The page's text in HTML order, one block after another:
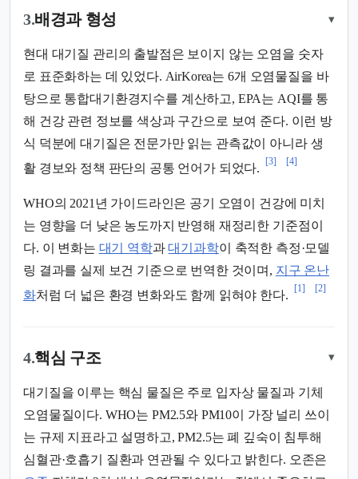
3.배경과 형성 ▾
현대 대기질 관리의 출발점은 보이지 않는 오염을 숫자
로 표준화하는 데 있었다. AirKorea는 6개 오염물질을 바
탕으로 통합대기환경지수를 계산하고, EPA는 AQI를 통
해 건강 관련 정보를 색상과 구간으로 보여 준다. 이런 방
식 덕분에 대기질은 전문가만 읽는 관측값이 아니라 생
활 경보와 정책 판단의 공통 언어가 되었다.
[3] [4]
WHO의 2021년 가이드라인은 공기 오염이 건강에 미치
는 영향을 더 낮은 농도까지 반영해 재정리한 기준점이
다. 이 변화는 대기 역학과대기과학이 축적한 측정·모델
링 결과를 실제 보건 기준으로 번역한 것이며, 지구 온난
화처럼 더 넓은 환경 변화와도 함께 읽혀야 한다.
[1] [2]
4.핵심 구조 ▾
대기질을 이루는 핵심 물질은 주로 입자상 물질과 기체
오염물질이다. WHO는 PM2.5와 PM10이 가장 널리 쓰이
는 규제 지표라고 설명하고, PM2.5는 폐 깊숙이 침투해
심혈관·호흡기 질환과 연관될 수 있다고 밝힌다. 오존은